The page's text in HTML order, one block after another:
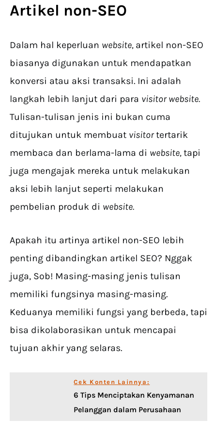
Artikel non-SEO
Dalam hal keperluan website, artikel non-SEO
biasanya digunakan untuk mendapatkan
konversi atau aksi transaksi. Ini adalah
langkah lebih lanjut dari para visitor website.
Tulisan-tulisan jenis ini bukan cuma
ditujukan untuk membuat visitortertarik
membaca dan berlama-lama di website, tapi
juga mengajak mereka untuk melakukan
aksi lebih lanjut seperti melakukan
pembelian produk di website.
Apakah itu artinya artikel non-SEO lebih
penting dibandingkan artikel SEO? Nggak
juga, Sob! Masing-masing jenis tulisan
memiliki fungsinya masing-masing.
Keduanya memiliki fungsi yang berbeda, tapi
bisa dikolaborasikan untuk mencapai
tujuan akhir yang selaras.
Cek Konten Lainnya:
6 Tips Menciptakan Kenyamanan
Pelanggan dalam Perusahaan